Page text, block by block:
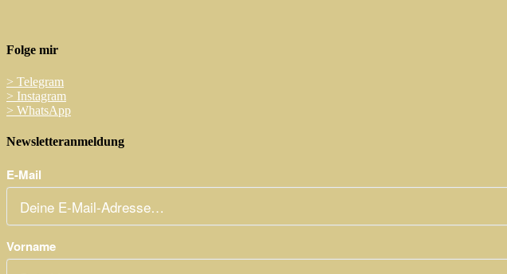
Folge mir
> Telegram
> Instagram
> WhatsApp
Newsletteranmeldung